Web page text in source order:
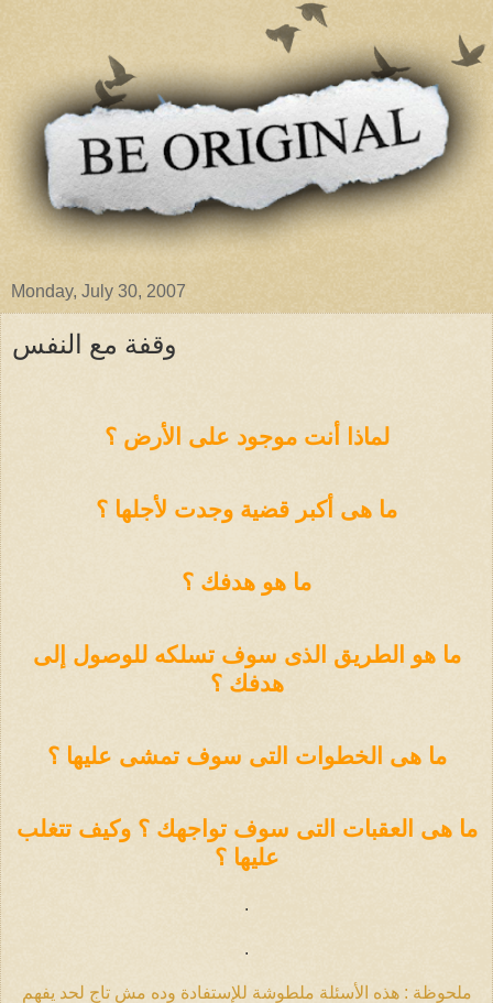
Monday, July 30, 2007
وقفة مع النفس
لماذا أنت موجود على الأرض ؟
ما هى أكبر قضية وجدت لأجلها ؟
ما هو هدفك ؟
ما هو الطريق الذى سوف تسلكه للوصول إلى
هدفك ؟
ما هى الخطوات التى سوف تمشى عليها ؟
ما هى العقبات التى سوف تواجهك ؟ وكيف تتغلب
عليها ؟
.
.
ملحوظة : هذه الأسئلة ملطوشة للإستفادة وده مش تاج لحد يفهم